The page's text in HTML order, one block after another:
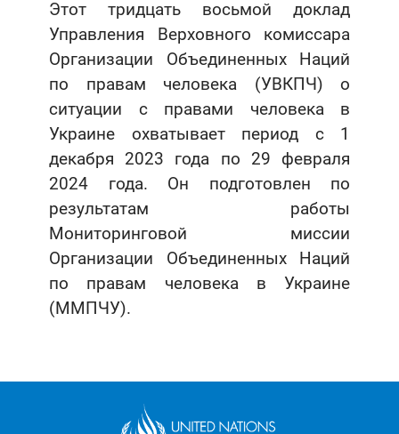
Этот тридцать восьмой доклад
Управления Верховного комиссара
Организации Объединенных Наций
по правам человека (УВКПЧ) о
ситуации с правами человека в
Украине охватывает период с 1
декабря 2023 года по 29 февраля
2024 года. Он подготовлен по
результатам работы
Мониторинговой миссии
Организации Объединенных Наций
по правам человека в Украине
(ММПЧУ).